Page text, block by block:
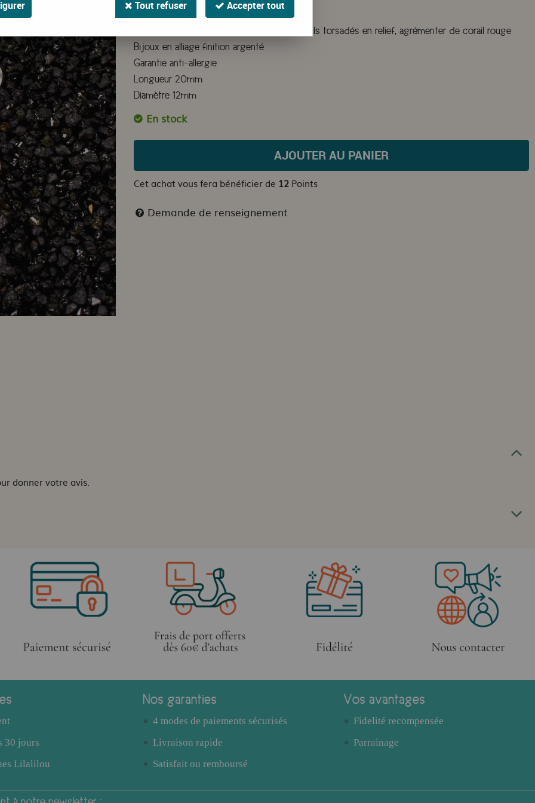
Boucles d'oreilles pendantes Corail Rouge
Boucles d'oreilles en forme de fleur et détails torsadés en relief, agrémenter de corail rouge
Bijoux en alliage finition argenté
Garantie anti-allergie
Longueur 20mm
Diamètre 12mm
En stock
AJOUTER AU PANIER
Cet achat vous fera bénéficier de 12 Points
Demande de renseignement
donner votre avis.
30 jours
Lilalilou
Nos garanties
4 modes de paiements sécurisés
Livraison rapide
Satisfait ou remboursé
Vos avantages
Fidelité recompensée
Parrainage
Tout refuser Accepter tout